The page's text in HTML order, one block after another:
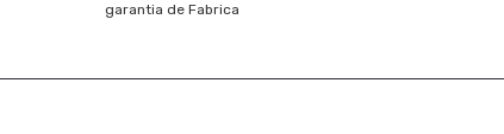
garantia de Fabrica